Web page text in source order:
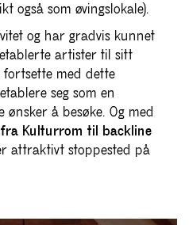
også som øvingslokale).
og har gradvis kunnet
artister til sitt
med dette
seg som en
ønsker å besøke. Og med
Kulturrom til backline
attraktivt stoppested på